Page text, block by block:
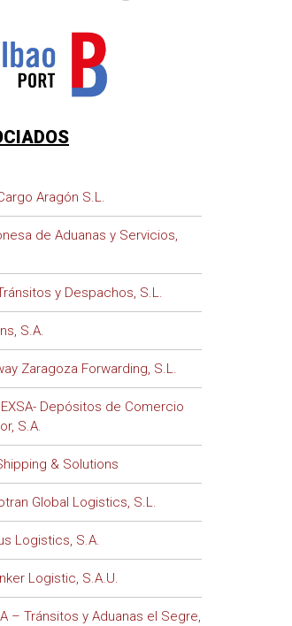
Aragón S.L.
de Aduanas y Servicios,
y Despachos, S.L.
S.A.
Zaragoza Forwarding, S.L.
Depósitos de Comercio
S.A.
& Solutions
Global Logistics, S.L.
Logistics, S.A.
Logistic, S.A.U.
– Tránsitos y Aduanas el Segre,